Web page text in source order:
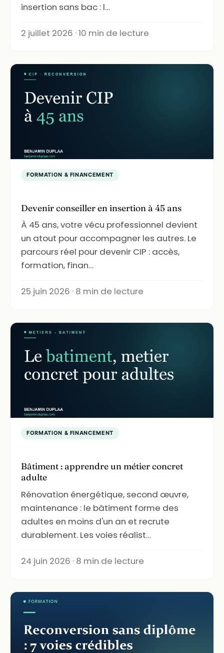
insertion sans bac : l…
2 juillet 2026 · 10 min de lecture
FORMATION & FINANCEMENT
Devenir conseiller en insertion à 45 ans
À 45 ans, votre vécu professionnel devient
un atout pour accompagner les autres. Le
parcours réel pour devenir CIP : accès,
formation, finan…
25 juin 2026 · 8 min de lecture
FORMATION & FINANCEMENT
Bâtiment : apprendre un métier concret
adulte
Rénovation énergétique, second œuvre,
maintenance : le bâtiment forme des
adultes en moins d'un an et recrute
durablement. Les voies réalist…
24 juin 2026 · 8 min de lecture